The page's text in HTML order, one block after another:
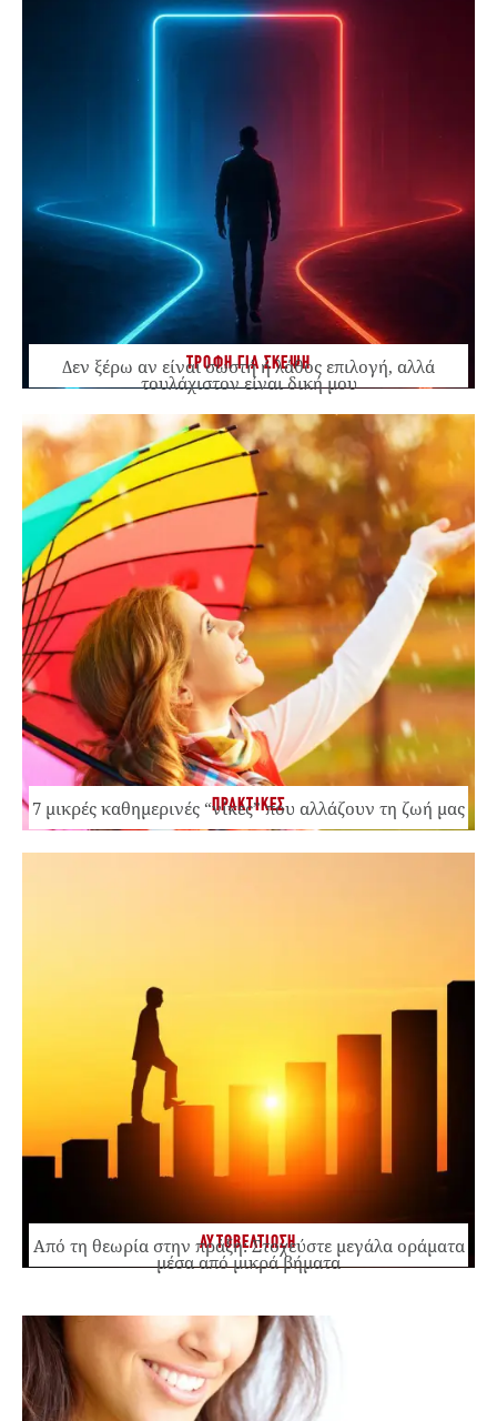
ΤΡΟΦΗ ΓΙΑ ΣΚΕΨΗ
Δεν ξέρω αν είναι σωστή ή λάθος επιλογή, αλλά
τουλάχιστον είναι δική μου
ΠΡΑΚΤΙΚΕΣ
7 μικρές καθημερινές “νίκες” που αλλάζουν τη ζωή μας
ΑΥΤΟΒΕΛΤΙΩΣΗ
Από τη θεωρία στην πράξη: Στοχεύστε μεγάλα οράματα
μέσα από μικρά βήματα